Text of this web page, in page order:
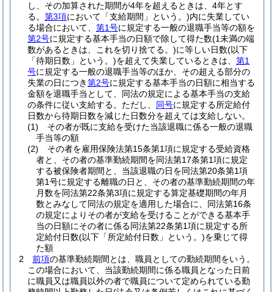
し、その加算された期間が4年を超えるときは、4年とす
る。 第3項において「支給期間」という。)内に失業してい
る場合において、 第1号に規定する一般の退職手当等の額を
第2号に規定する基本手当の日額で除して得た数(1未満の端
数があるときは、これを切り捨てる。)に等しい日数(以下
「待期日数」という。)を超えて失業しているときは、 第1
号に規定する一般の退職手当等のほか、その超える部分の
失業の日につき第2号に規定する基本手当の日額に相当する
金額を退職手当として、同法の規定による基本手当の支給
の条件に従い支給する。 ただし、 同号に規定する所定給付
日数から待期日数を減じた日数分を超えては支給しない。
(1)
その者が既に支給を受けた当該退職に係る一般の退職
手当等の額
(2)
その者を雇用保険法第15条第1項に規定する受給資格
者と、その者の基準勤続期間を同法第17条第1項に規定
する被保険者期間と、当該退職の日を同法第20条第1項
第1号に規定する離職の日と、その者の基準勤続期間の年
月数を同法第22条第3項に規定する算定基礎期間の年月
数とみなして同法の規定を適用した場合に、同法第16条
の規定によりその者が支給を受けることができる基本手
当の日額にその者に係る同法第22条第1項に規定する所
定給付日数(以下「所定給付日数」という。)を乗じて得
た額
2
前項の基準勤続期間とは、職員としての勤続期間をいう。
この場合において、当該勤続期間に係る職員となった日前
に職員又は職員以外の者で職員について定められている勤